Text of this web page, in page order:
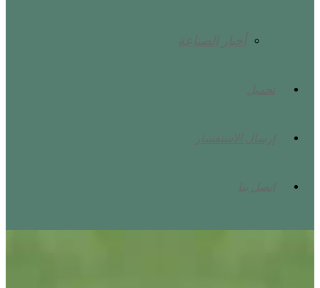
أخبار الصناعة
تحميل
إرسال الاستفسار
اتصل بنا